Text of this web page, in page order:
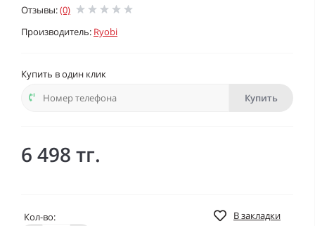
Отзывы:(0)
Производитель: Ryobi
Купить в один клик
Купить
6 498 тг.
Кол-во:
В закладки